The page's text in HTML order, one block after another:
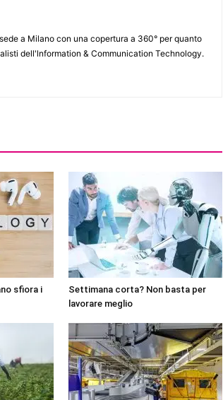
a Milano con una copertura a 360° per quanto
dell'lnformation & Communication Technology.
sfiora i
Settimana corta? Non basta per
lavorare meglio